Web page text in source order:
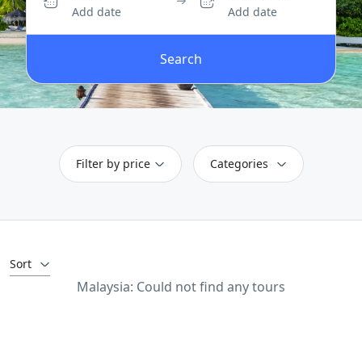
Add date Add date
Search
Filter by price Categories
Sort
Malaysia: Could not find any tours